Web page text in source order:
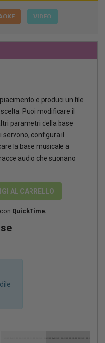
VIDEO
e produci un file
Puoi modificare il
parametri della base
servono, configura il
la base musicale a
audio che suonano
AL CARRELLO
QuickTime.